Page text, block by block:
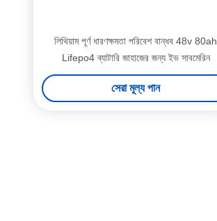
লিথিয়াম পূর্ণ ধারণক্ষমতা পরিবেশ বান্ধব 48v 80ah
Lifepo4 ব্যাটারি জাহাজের জন্য ইভ সাবমেরিন
সেরা মূল্য পান